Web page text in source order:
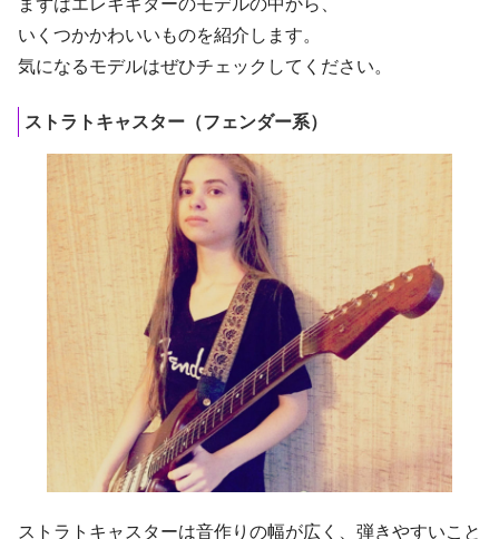
まずはエレキギターのモデルの中から、
いくつかかわいいものを紹介します。
気になるモデルはぜひチェックしてください。
ストラトキャスター（フェンダー系）
ストラトキャスターは音作りの幅が広く、弾きやすいこと